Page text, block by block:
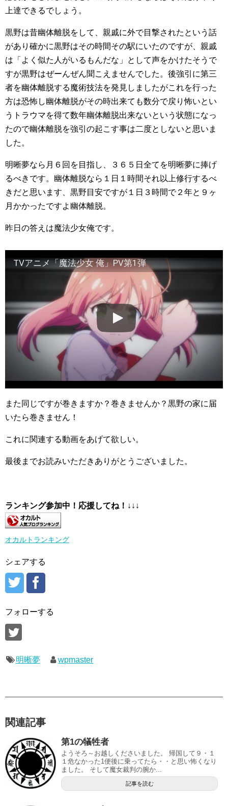
上達できるでしょう。
黒野は昔幽体離脱をして、親戚に外で目撃されたという話
があり確かに黒野はその時間その駅にいたのですが、親戚
は「よく似た人がいるもんだな」として声をかけたそうで
すが黒野はぜーんぜん聞こえませんでした。後強引に第三
者を幽体離脱する魔術技法を発見しましたがこれを行った
方は恐怖し幽体離脱がその時出来ても数分で戻り怖いとい
うトラウマを得て数年幽体離脱出来ないという状態になっ
たので幽体離脱を強引の起こす事は二度としないと思いま
した。
明晰夢なら月６回を目指し、３６５日全てを明晰夢に捧げ
るべきです。幽体離脱なら１日１時間それ以上修行するべ
きだと思います、黒野目安ですが１日３時間で２年と９ヶ
月かかったですよ幽体離脱。
昨日の答えは魔法少女俺です。
TVアニメ「魔法少女 俺」PV第1弾
また同じですが巻きますか？巻きませんか？黒野の家に届
いたら巻きません！
これに関連する動画をあげて欲しい。
最後までお読みいただきありがとうございました。
ランキング参加中！応援してね！ ↓↓↓
オカルトランキング
シェアする
フォローする
明晰夢 wpmaster
関連記事
第1の犠牲者
ようそろ～お越しくださいました。 帰国して９・１
１危なかった1便後に乗ってたら・・と思い怖くなり
ました。 そして魔女裁判の腕か...
記事を読む